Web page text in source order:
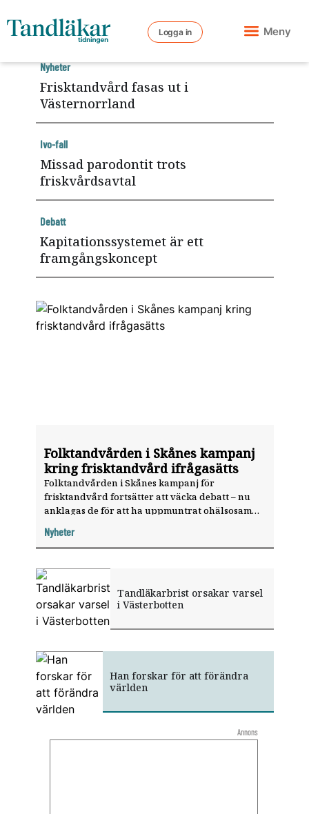
Logga in Meny
Folktandvården i Skånes kampanj
kring frisktandvård ifrågasätts
Folktandvården i Skånes kampanj för
frisktandvård fortsätter att väcka debatt – nu
anklagas de för att ha uppmuntrat ohälsosamma
Nyheter
Frisktandvård fasas ut i
Västernorrland
Nyheter
Missad parodontit trots
friskvårdsavtal
Ivo-fall
Kapitationssystemet är ett
framgångskoncept
Debatt
Tandläkarbrist orsakar varsel
i Västerbotten
Han forskar för att förändra
världen
Annons